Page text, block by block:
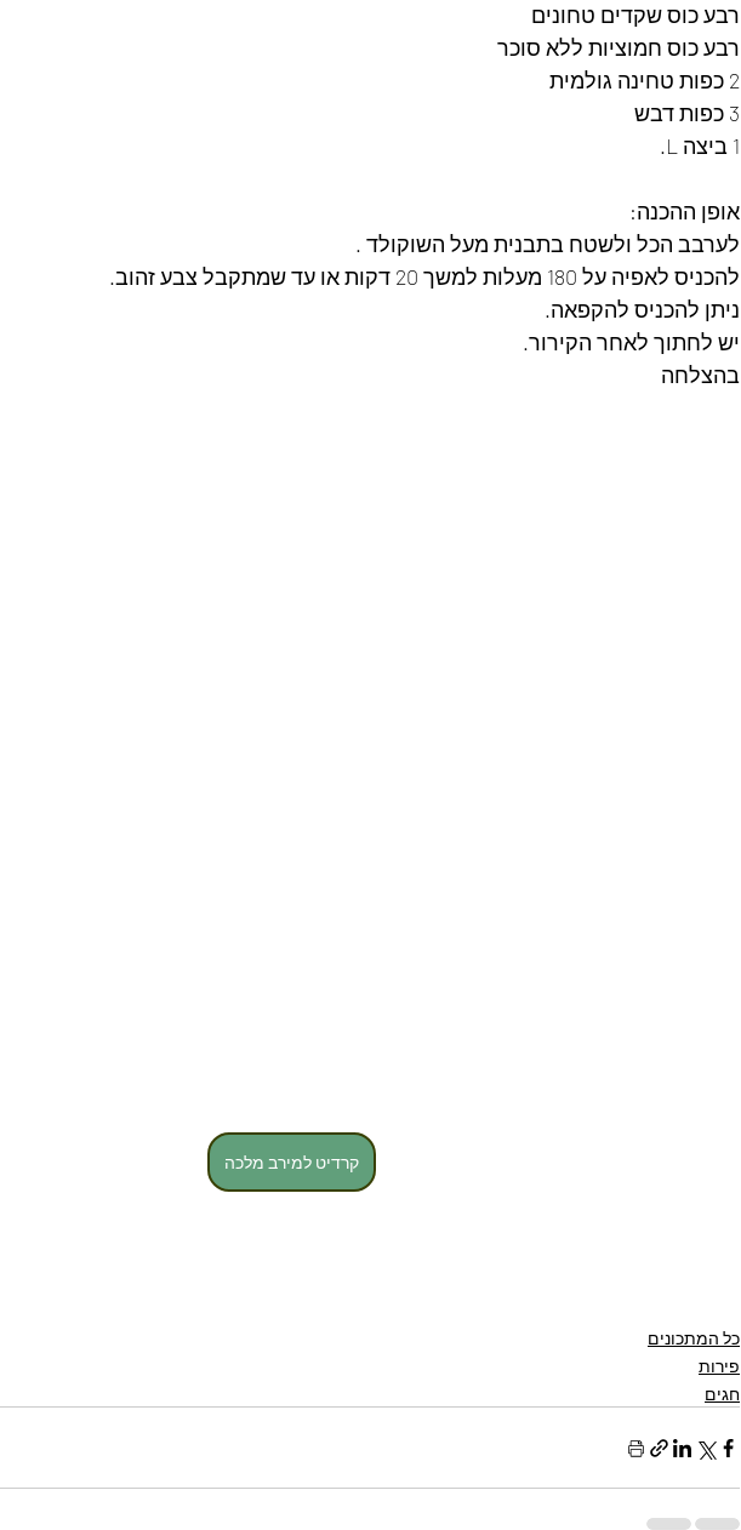
רבע כוס שקדים טחונים
רבע כוס חמוציות ללא סוכר
2 כפות טחינה גולמית
3 כפות דבש
1 ביצה L.
אופן ההכנה:
לערבב הכל ולשטח בתבנית מעל השוקולד .
להכניס לאפיה על 180 מעלות למשך 20 דקות או עד שמתקבל צבע זהוב.
ניתן להכניס להקפאה.
יש לחתוך לאחר הקירור.
בהצלחה
קרדיט למירב מלכה
כל המתכונים
פירות
חגים